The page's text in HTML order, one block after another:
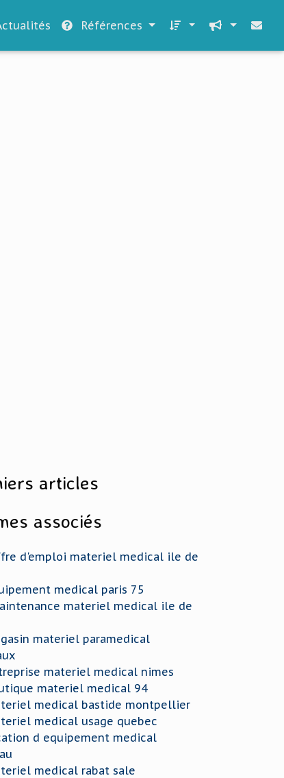
Références
articles
associés
d'emploi materiel medical ile de
medical paris 75
materiel medical ile de
materiel paramedical
materiel medical nimes
materiel medical 94
medical bastide montpellier
medical usage quebec
d equipement medical
medical rabat sale